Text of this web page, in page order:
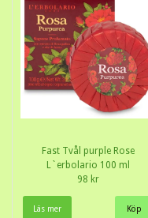
Fast Tvål purple Rose
L`erbolario 100 ml
98 kr
Läs mer